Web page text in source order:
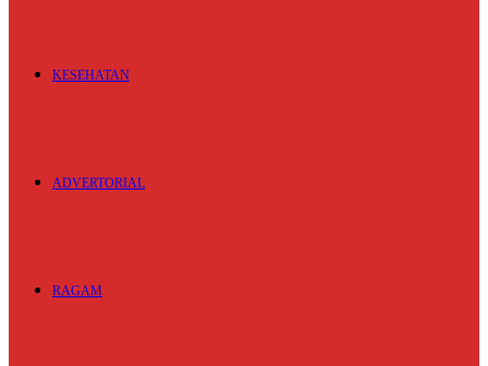
KESEHATAN
ADVERTORIAL
RAGAM